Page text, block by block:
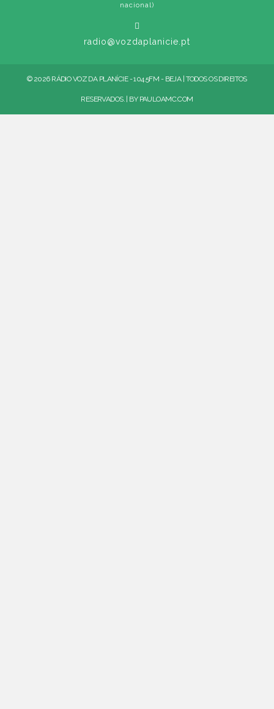
nacional)
radio@vozdaplanicie.pt
© 2026 RÁDIO VOZ DA PLANÍCIE - 104.5FM - BEJA | TODOS OS DIREITOS
RESERVADOS. | BY PAULOAMC.COM